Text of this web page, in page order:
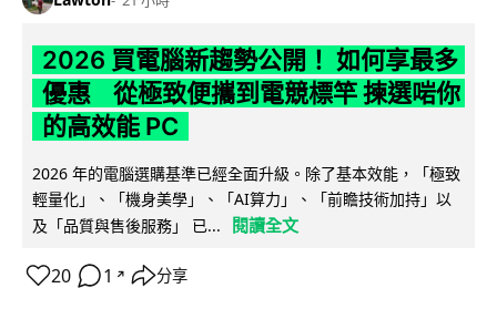
2026 買電腦新趨勢公開！ 如何享最多
優惠 從極致便攜到電競標竿 揀選啱你
的高效能 PC
2026 年的電腦選購基準已經全面升級。除了基本效能，「極致
輕量化」、「機身美學」、「AI算力」、「前瞻技術加持」以
及「品質與售後服務」 已...
閱讀全文
20 1 ↗ 分享